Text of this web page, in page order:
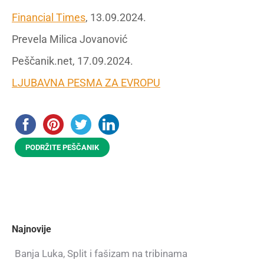
Financial Times, 13.09.2024.
Prevela Milica Jovanović
Peščanik.net, 17.09.2024.
LJUBAVNA PESMA ZA EVROPU
PODRŽITE PEŠČANIK
Najnovije
Banja Luka, Split i fašizam na tribinama